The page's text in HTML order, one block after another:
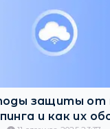
treści
20 sierpnia